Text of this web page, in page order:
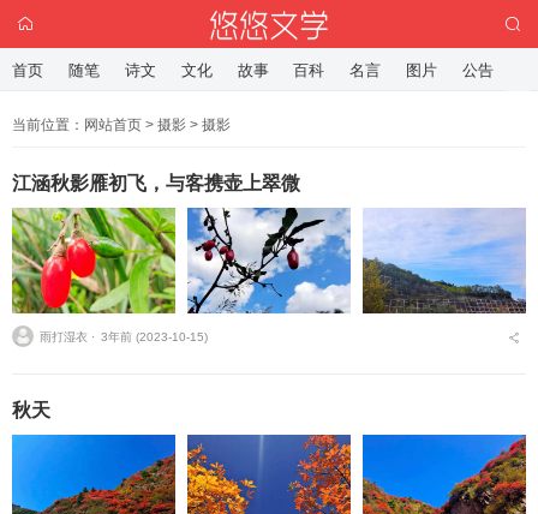
当前位置： 网站首页 > 摄影 > 摄影
江涵秋影雁初飞，与客携壶上翠微
雨打湿衣 ⋅ 3年前 (2023-10-15)
秋天
首页 随笔 诗文 文化 故事 百科 名言 图片 公告